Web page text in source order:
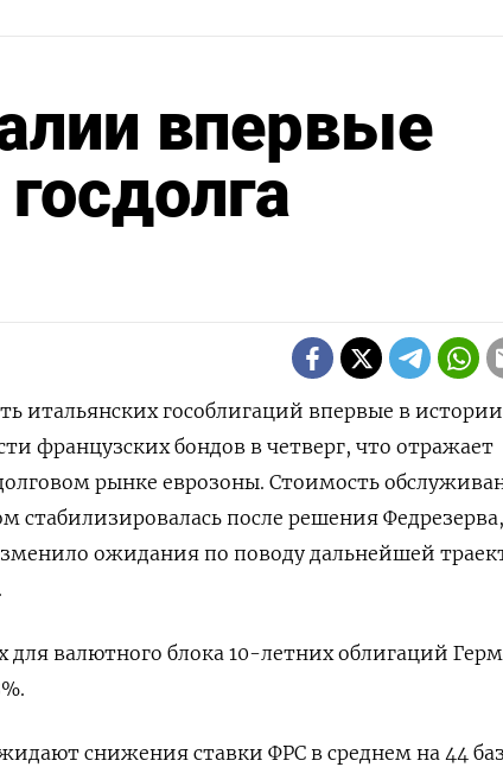
впервые
итальянских гособлигаций впервые в истории
французских бондов в четверг, что отражает
рынке еврозоны. Стоимость
стабилизировалась после решения Федрезерва,
ожидания по поводу дальнейшей
для валютного блока 10-летних облигаций
снижения ставки ФРС в среднем на 44